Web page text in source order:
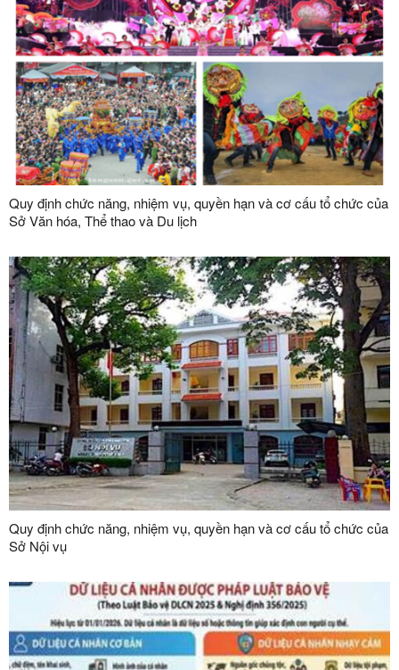
Quy định chức năng, nhiệm vụ, quyền hạn và cơ cấu tổ chức của
Sở Văn hóa, Thể thao và Du lịch
Quy định chức năng, nhiệm vụ, quyền hạn và cơ cấu tổ chức của
Sở Nội vụ